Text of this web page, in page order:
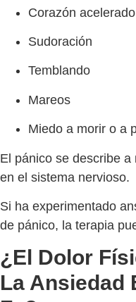
Corazón acelerado
Sudoración
Temblando
Mareos
Miedo a morir o a
El pánico se describe
en el sistema nervioso.
Si ha experimentado
de pánico, la terapia
¿El Dolor
La Ansiedad